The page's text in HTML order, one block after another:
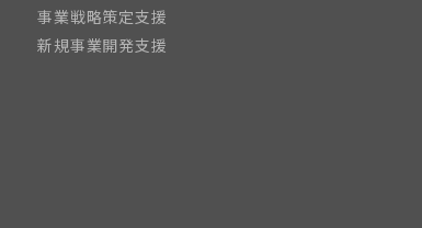
事業戦略策定支援
新規事業開発支援